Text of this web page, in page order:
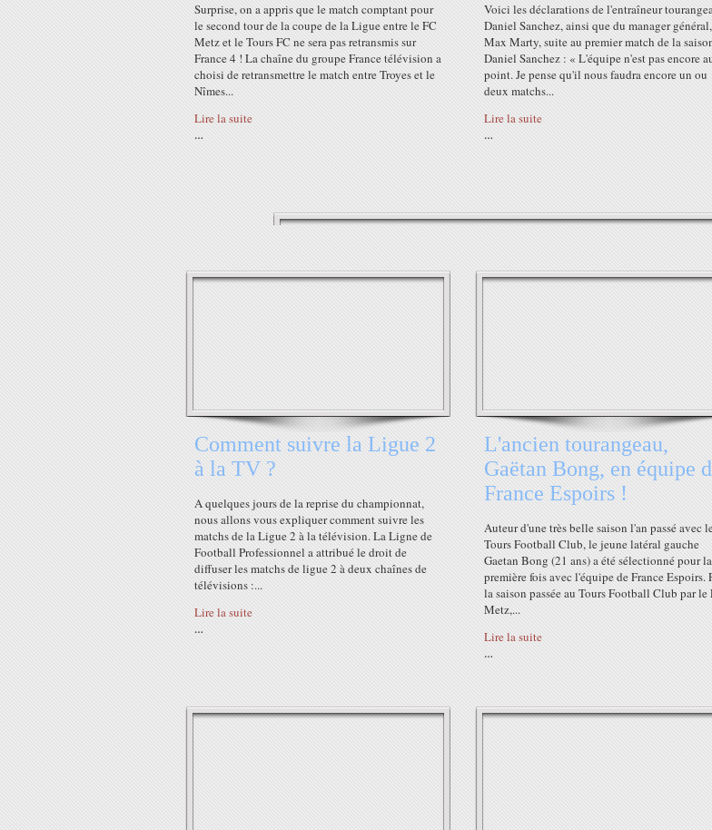
Surprise, on a appris que le match comptant pour
le second tour de la coupe de la Ligue entre le FC
Metz et le Tours FC ne sera pas retransmis sur
France 4 ! La chaîne du groupe France télévision a
choisi de retransmettre le match entre Troyes et le
Nîmes...
Lire la suite
…
Voici les déclarations de l'entraîneur
Daniel Sanchez, ainsi que du manager général,
Max Marty, suite au premier match de la
Daniel Sanchez : « L'équipe n'est pas encore
point. Je pense qu'il nous faudra encore un ou
deux matchs...
Lire la suite
…
Comment suivre la Ligue 2
à la TV ?
A quelques jours de la reprise du championnat,
nous allons vous expliquer comment suivre les
matchs de la Ligue 2 à la télévision. La Ligne de
Football Professionnel a attribué le droit de
diffuser les matchs de ligue 2 à deux chaînes de
télévisions :...
Lire la suite
…
L'ancien tourangeau,
Gaëtan Bong, en équipe
France Espoirs !
Auteur d'une très belle saison l'an passé avec
Tours Football Club, le jeune latéral gauche
Gaetan Bong (21 ans) a été sélectionné pour la
première fois avec l'équipe de France Espoirs.
la saison passée au Tours Football Club par le
Metz,...
Lire la suite
…